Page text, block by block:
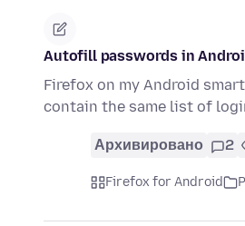
Autofill passwords in
Firefox on my Android
contain the same list of
Архивировано 2
Firefox for Android